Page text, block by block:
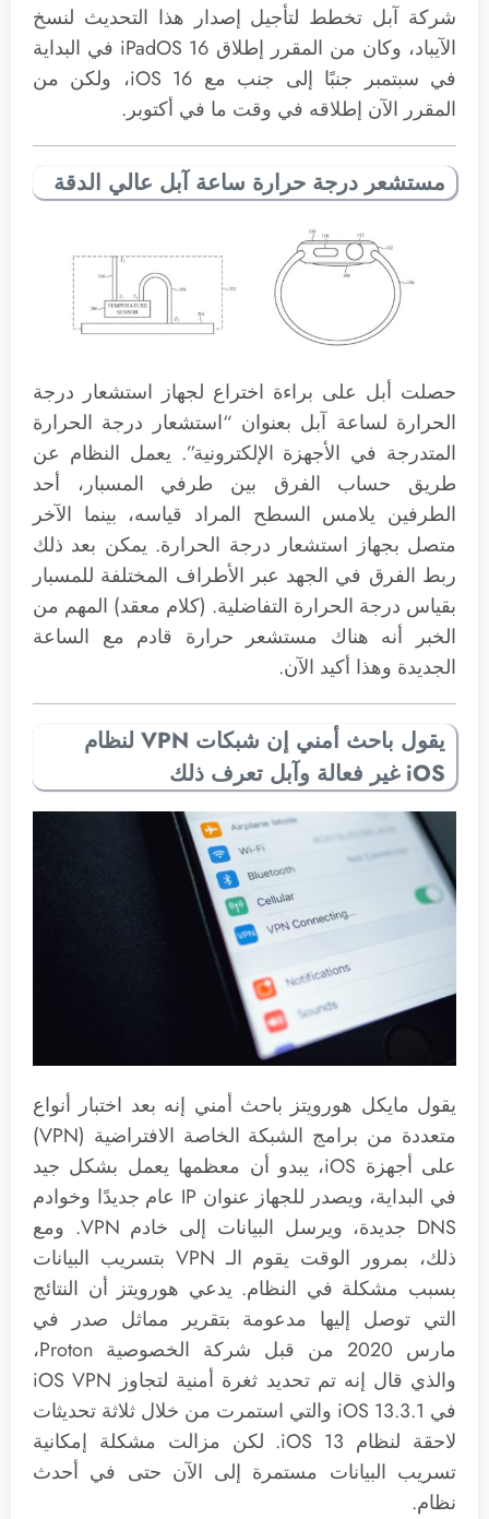
شركة آبل تخطط لتأجيل إصدار هذا التحديث لنسخ
الآيباد، وكان من المقرر إطلاق iPadOS 16 في البداية
في سبتمبر جنبًا إلى جنب مع iOS 16، ولكن من
المقرر الآن إطلاقه في وقت ما في أكتوبر.
مستشعر درجة حرارة ساعة آبل عالي الدقة
حصلت أبل على براءة اختراع لجهاز استشعار درجة
الحرارة لساعة آبل بعنوان “استشعار درجة الحرارة
المتدرجة في الأجهزة الإلكترونية”. يعمل النظام عن
طريق حساب الفرق بين طرفي المسبار، أحد
الطرفين يلامس السطح المراد قياسه، بينما الآخر
متصل بجهاز استشعار درجة الحرارة. يمكن بعد ذلك
ربط الفرق في الجهد عبر الأطراف المختلفة للمسبار
بقياس درجة الحرارة التفاضلية. (كلام معقد) المهم من
الخبر أنه هناك مستشعر حرارة قادم مع الساعة
الجديدة وهذا أكيد الآن.
يقول باحث أمني إن شبكات VPN لنظام
iOS غير فعالة وآبل تعرف ذلك
يقول مايكل هورويتز باحث أمني إنه بعد اختبار أنواع
متعددة من برامج الشبكة الخاصة الافتراضية (VPN)
على أجهزة iOS، يبدو أن معظمها يعمل بشكل جيد
في البداية، ويصدر للجهاز عنوان IP عام جديدًا وخوادم
DNS جديدة، ويرسل البيانات إلى خادم VPN. ومع
ذلك، بمرور الوقت يقوم الـ VPN بتسريب البيانات
بسبب مشكلة في النظام. يدعي هورويتز أن النتائج
التي توصل إليها مدعومة بتقرير مماثل صدر في
مارس 2020 من قبل شركة الخصوصية Proton،
والذي قال إنه تم تحديد ثغرة أمنية لتجاوز iOS VPN
في iOS 13.3.1 والتي استمرت من خلال ثلاثة تحديثات
لاحقة لنظام iOS 13. لكن مزالت مشكلة إمكانية
تسريب البيانات مستمرة إلى الآن حتى في أحدث
نظام.